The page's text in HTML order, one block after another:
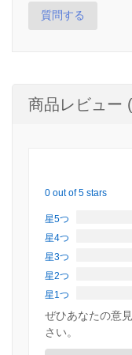
質問する
商品レビュー
0 out of 5 stars
星5つ
星4つ
星3つ
星2つ
星1つ
ぜひあなたの意
さい。